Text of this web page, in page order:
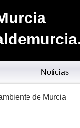
Noticias
de Murcia